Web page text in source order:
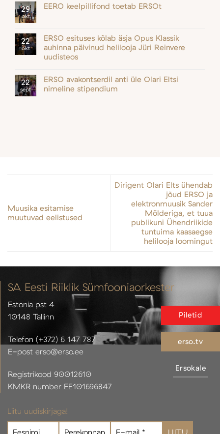
29
okt
EERO keelpillifond toetab ERSOt
22
okt
ERSO esituses kõlab äsja Opus Klassik
auhinna pälvinud helilooja Jüri Reinvere
uudisteos
22
sept
ERSO avakontserdil anti üle Olari Eltsi
nimeline stipendium
Muusika esitamise
muutuvad eelistused
Dirigent Olari Elts ühendab
jõud ERSO ja
elektronmuusik Sander
Mölderiga, et tuua
publikuni Ühendriikide
tuntuima kaasaegse
helilooja loomingut
SA Eesti Riiklik Sümfooniaorkester
Estonia pst 4
10148 Tallinn
Telefon (+372) 6 147 787
E-post erso@erso.ee
Registrikood 90012610
KMKR number EE101696847
Liitu uudiskirjaga!
Piletid
erso.tv
Ersokale